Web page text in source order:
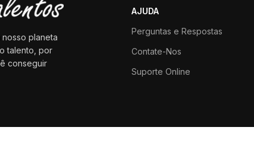
planeta
talento, por
conseguir
AJUDA
Perguntas e Respostas
Contate-Nos
Suporte Online